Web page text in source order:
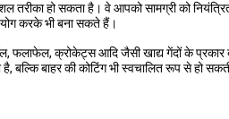
तरीका हो सकता है। वे आपको सामग्री को
करके भी बना सकते हैं।
फलाफेल, क्रोकेट्स आदि जैसी खाद्य गेंदों के
बल्कि बाहर की कोटिंग भी स्वचालित रूप से हो